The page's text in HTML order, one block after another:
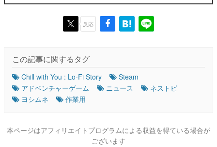
反応
この記事に関するタグ
Chill with You : Lo-Fi Story
Steam
アドベンチャーゲーム
ニュース
ネストピ
ヨシムネ
作業用
本ページはアフィリエイトプログラムによる収益を得ている場合が
ございます